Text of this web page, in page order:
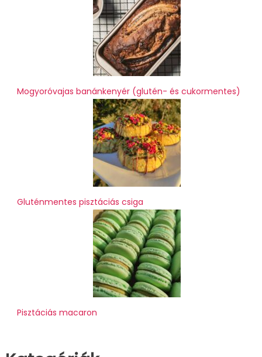
Mogyoróvajas banánkenyér (glutén- és cukormentes)
Gluténmentes pisztáciás csiga
Pisztáciás macaron